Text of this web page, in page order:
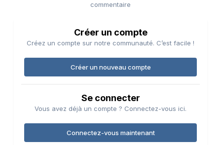
commentaire
Créer un compte
Créez un compte sur notre communauté. C’est facile !
Créer un nouveau compte
Se connecter
Vous avez déjà un compte ? Connectez-vous ici.
Connectez-vous maintenant